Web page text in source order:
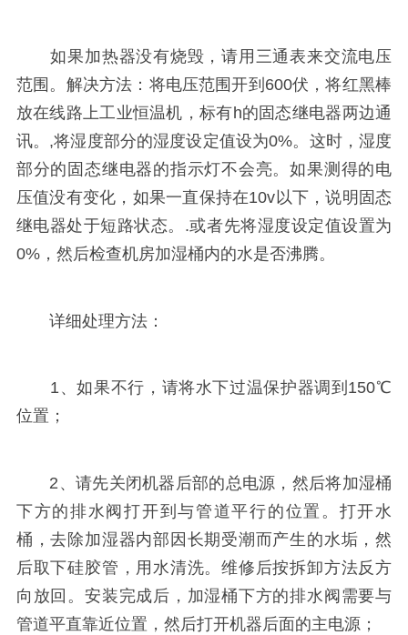
如果加热器没有烧毁，请用三通表来交流电压
范围。解决方法：将电压范围开到600伏，将红黑棒
放在线路上工业恒温机，标有h的固态继电器两边通
讯。,将湿度部分的湿度设定值设为0%。这时，湿度
部分的固态继电器的指示灯不会亮。如果测得的电
压值没有变化，如果一直保持在10v以下，说明固态
继电器处于短路状态。.或者先将湿度设定值设置为
0%，然后检查机房加湿桶内的水是否沸腾。
详细处理方法：
1、如果不行，请将水下过温保护器调到150℃
位置；
2、请先关闭机器后部的总电源，然后将加湿桶
下方的排水阀打开到与管道平行的位置。打开水
桶，去除加湿器内部因长期受潮而产生的水垢，然
后取下硅胶管，用水清洗。维修后按拆卸方法反方
向放回。安装完成后，加湿桶下方的排水阀需要与
管道平直靠近位置，然后打开机器后面的主电源；